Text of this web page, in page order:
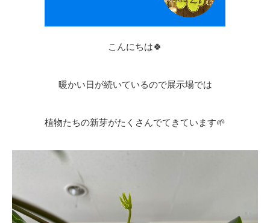
こんにちは🍀
暖かい日が続いているので展示場では
植物たちの新芽がたくさんでてきています🌱